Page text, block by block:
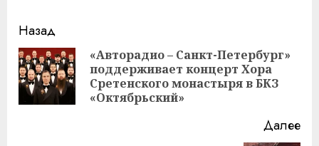
Навигация
записи
Назад
«Авторадио – Санкт-Петербург»
поддерживает концерт Хора
Сретенского монастыря в БКЗ
«Октябрьский»
Далее